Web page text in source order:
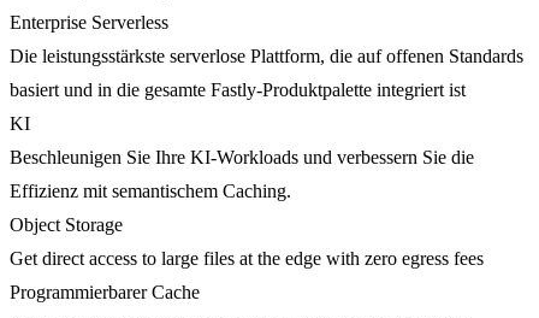
Enterprise Serverless
Die leistungsstärkste serverlose Plattform, die auf offenen Standards
basiert und in die gesamte Fastly-Produktpalette integriert ist
KI
Beschleunigen Sie Ihre KI-Workloads und verbessern Sie die
Effizienz mit semantischem Caching.
Object Storage
Get direct access to large files at the edge with zero egress fees
Programmierbarer Cache